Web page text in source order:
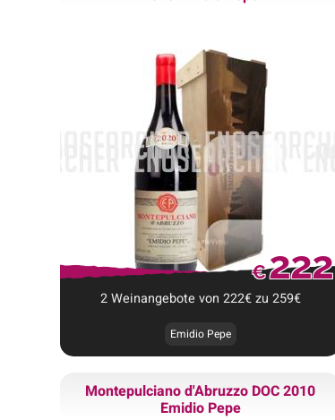
€222
2 Weinangebote von 222€zu 259€
Emidio Pepe
Montepulciano d'Abruzzo DOC 2010
Emidio Pepe